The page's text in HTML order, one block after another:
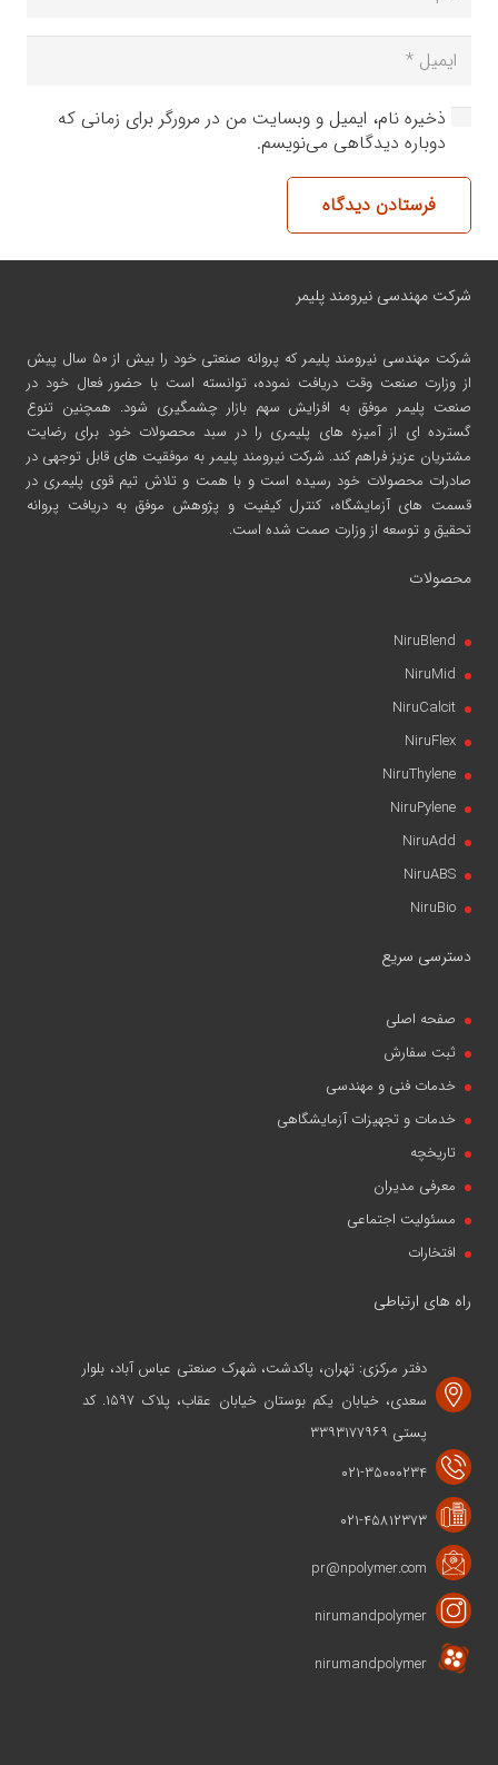
ذخیره نام، ایمیل و وبسایت من در مرورگر برای زمانی که
دوباره دیدگاهی می‌نویسم.
فرستادن دیدگاه
شرکت مهندسی نیرومند پلیمر
شرکت مهندسی نیرومند پلیمر
که پروانه صنعتی خود را بیش از ۵۰ سال پیش
از وزارت صنعت وقت دریافت نموده، توانسته است با حضور فعال خود در
صنعت پلیمر موفق به افزایش سهم بازار چشمگیری شود. همچنین تنوع
گسترده ای از آمیزه های پلیمری را در سبد محصولات خود برای رضایت
مشتریان عزیز فراهم کند. شرکت نیرومند پلیمر به موفقیت های قابل توجهی در
صادرات محصولات خود رسیده است و با همت و تلاش تیم قوی پلیمری در
قسمت های آزمایشگاه، کنترل کیفیت و پژوهش موفق به دریافت پروانه
تحقیق و توسعه از وزارت صمت شده است.
محصولات
NiruBlend
NiruMid
NiruCalcit
NiruFlex
NiruThylene
NiruPylene
NiruAdd
NiruABS
NiruBio
دسترسی سریع
صفحه اصلی
ثبت سفارش
خدمات فنی و مهندسی
خدمات و تجهیزات آزمایشگاهی
تاریخچه
معرفی مدیران
مسئولیت اجتماعی
افتخارات
راه های ارتباطی
دفتر مرکزی: تهران، پاکدشت، شهرک صنعتی عباس آباد، بلوار
سعدی، خیابان یکم بوستان خیابان عقاب، پلاک ۱۵۹۷. کد
پستی ۳۳۹۳۱۷۷۹۶۹
۰۲۱-۳۵۰۰۰۲۳۴
۰۲۱-۴۵۸۱۲۳۷۳
pr@npolymer.com
nirumandpolymer
nirumandpolymer